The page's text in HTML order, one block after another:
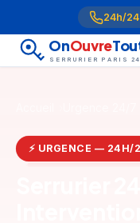
24h/
OnOuvre
SERRURIER PARIS
⚡ URGENCE — 24H/